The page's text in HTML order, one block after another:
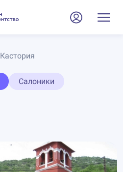
Кастория
Салоники